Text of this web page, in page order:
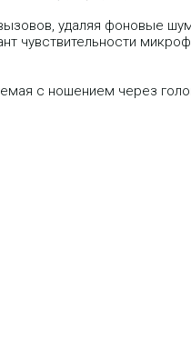
удаляя фоновые
чувствительности
с ношением через